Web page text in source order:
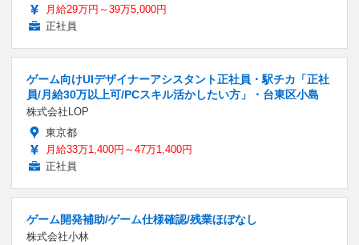
月給29万円～39万5,000円
正社員
ゲーム向けUIデザイナーアシスタント正社員・駅チカ「正社
員/月給30万以上可/PCスキル活かしたい方」・台東区小島
株式会社LOP
東京都
月給33万1,400円～47万1,400円
正社員
ゲーム開発補助/ゲーム仕様確認/残業ほぼなし
株式会社小林